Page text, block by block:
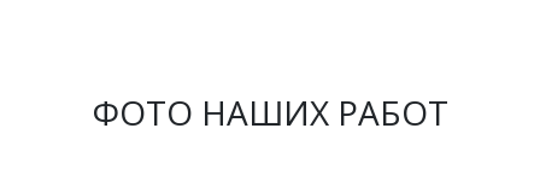
ФОТО НАШИХ РАБОТ